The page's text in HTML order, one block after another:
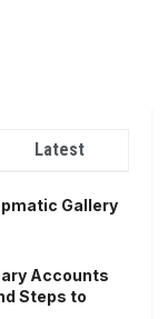
Latest
Gallery
Accounts
Steps to